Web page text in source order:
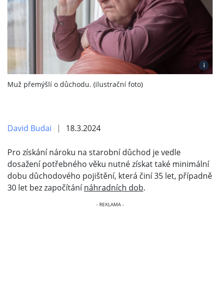
i
Muž přemýšlí o důchodu. (ilustrační foto)
David Budai 18.3.2024
Pro získání nároku na starobní důchod je vedle
dosažení potřebného věku nutné získat také minimální
dobu důchodového pojištění, která činí 35 let, případně
30 let bez započítánínáhradních dob.